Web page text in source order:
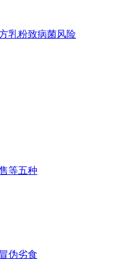
乳粉致病菌风险
等五种
伪劣食